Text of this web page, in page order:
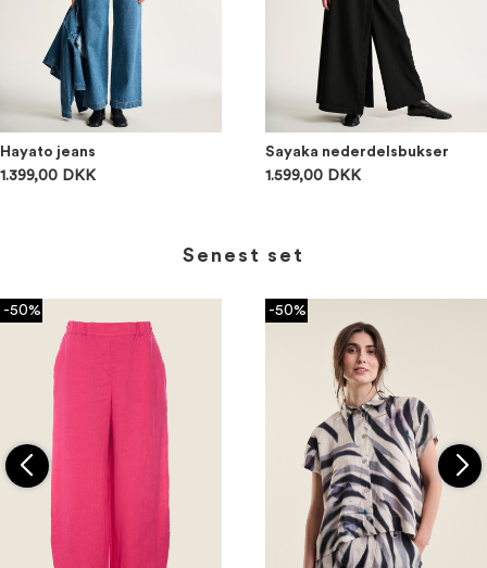
Hayato jeans
1.399,00 DKK
Sayaka nederdelsbukser
1.599,00 DKK
Senest set
-50% -50%